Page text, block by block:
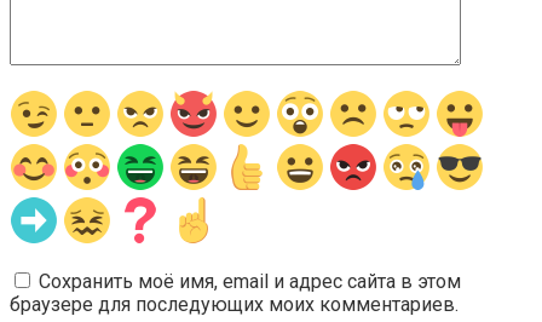
Сохранить моё имя, email и адрес сайта в этом
браузере для последующих моих комментариев.